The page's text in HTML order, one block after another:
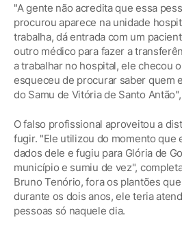
"A gente não acredita que essa
procurou aparece na unidade
trabalha, dá entrada com um
outro médico para fazer a
a trabalhar no hospital, ele checou
esqueceu de procurar saber quem
do Samu de Vitória de Santo
O falso profissional aproveitou a
fugir. "Ele utilizou do momento que
dados dele e fugiu para Glória de
município e sumiu de vez",
Bruno Tenório, fora os plantões
durante os dois anos, ele teria
pessoas só naquele dia.